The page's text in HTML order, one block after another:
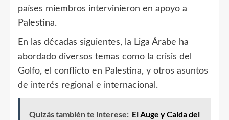
países miembros intervinieron en apoyo a
Palestina.
En las décadas siguientes, la Liga Árabe ha
abordado diversos temas como la crisis del
Golfo, el conflicto en Palestina, y otros asuntos
de interés regional e internacional.
Quizás también te interese: El Auge y Caída del